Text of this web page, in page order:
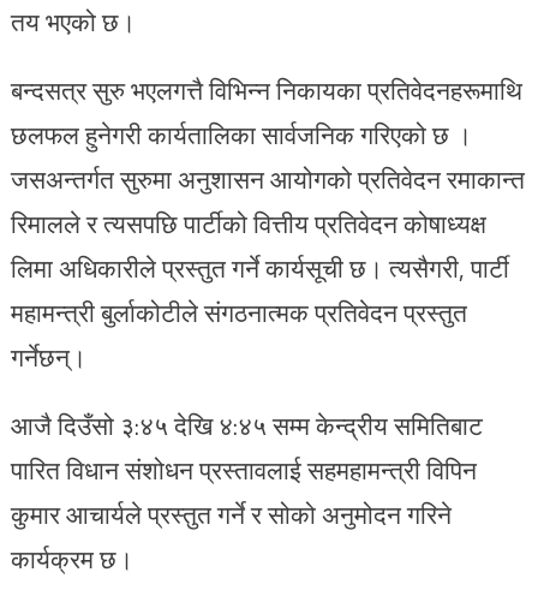
तय भएको छ।
बन्दसत्र सुरु भएलगत्तै विभिन्न निकायका प्रतिवेदनहरूमाथि
छलफल हुनेगरी कार्यतालिका सार्वजनिक गरिएको छ ।
जसअन्तर्गत सुरुमा अनुशासन आयोगको प्रतिवेदन रमाकान्त
रिमालले र त्यसपछि पार्टीको वित्तीय प्रतिवेदन कोषाध्यक्ष
लिमा अधिकारीले प्रस्तुत गर्ने कार्यसूची छ। त्यसैगरी, पार्टी
महामन्त्री बुर्लाकोटीले संगठनात्मक प्रतिवेदन प्रस्तुत
गर्नेछन्।
आजै दिउँसो ३:४५ देखि ४:४५ सम्म केन्द्रीय समितिबाट
पारित विधान संशोधन प्रस्तावलाई सहमहामन्त्री विपिन
कुमार आचार्यले प्रस्तुत गर्ने र सोको अनुमोदन गरिने
कार्यक्रम छ।